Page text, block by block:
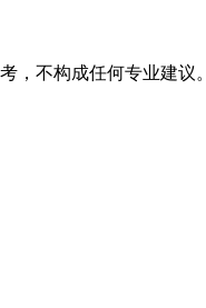
，不构成任何专业建议。